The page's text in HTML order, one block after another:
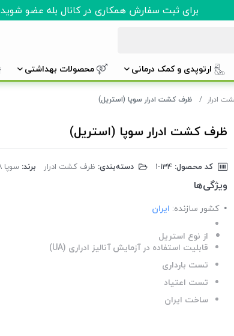
برای ثبت سفارش همکاری در کانال بله عضو شوید
ارتوپدی و کمک درمانی محصولات بهداشتی
ادرار ظرف کشت ادرار سوپا (استریل)
ظرف کشت ادرار سوپا (استریل)
کد محصول: دسته‌بندی: ظرف کشت ادرار برند: سوپا SUPA
ویژگی‌ها
کشور سازنده: ایران
از نوع استریل
قابلیت استفاده در آزمایش آنالیز ادراری (UA)
تست بارداری
تست اعتیاد
ساخت ایران